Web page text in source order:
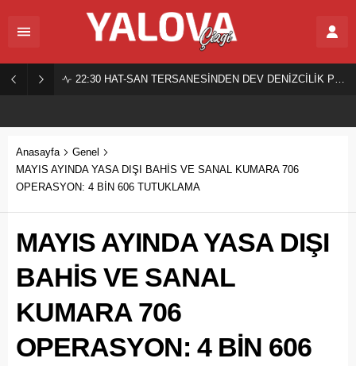
22:30 HAT-SAN TERSANESİNDEN DEV DENİZCİLİK PROJESİ!
Anasayfa
Genel
MAYIS AYINDA YASA DIŞI BAHİS VE SANAL KUMARA 706
OPERASYON: 4 BİN 606 TUTUKLAMA
MAYIS AYINDA YASA DIŞI
BAHİS VE SANAL
KUMARA 706
OPERASYON: 4 BİN 606